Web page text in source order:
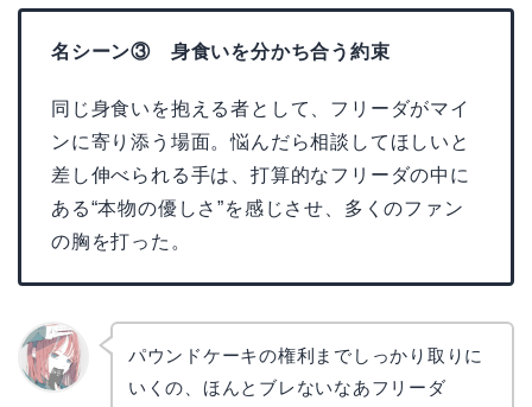
名シーン③ 身食いを分かち合う約束
同じ身食いを抱える者として、フリーダがマイ
ンに寄り添う場面。悩んだら相談してほしいと
差し伸べられる手は、打算的なフリーダの中に
ある“本物の優しさ”を感じさせ、多くのファン
の胸を打った。
パウンドケーキの権利までしっかり取りに
いくの、ほんとブレないなあフリーダ